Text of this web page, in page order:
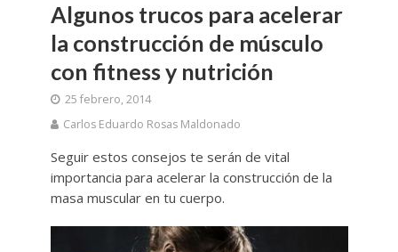
Algunos trucos para acelerar
la construcción de músculo
con fitness y nutrición
25 febrero, 2014
Carlos Eduardo Rosas Maldonado
Seguir estos consejos te serán de vital
importancia para acelerar la construcción de la
masa muscular en tu cuerpo.